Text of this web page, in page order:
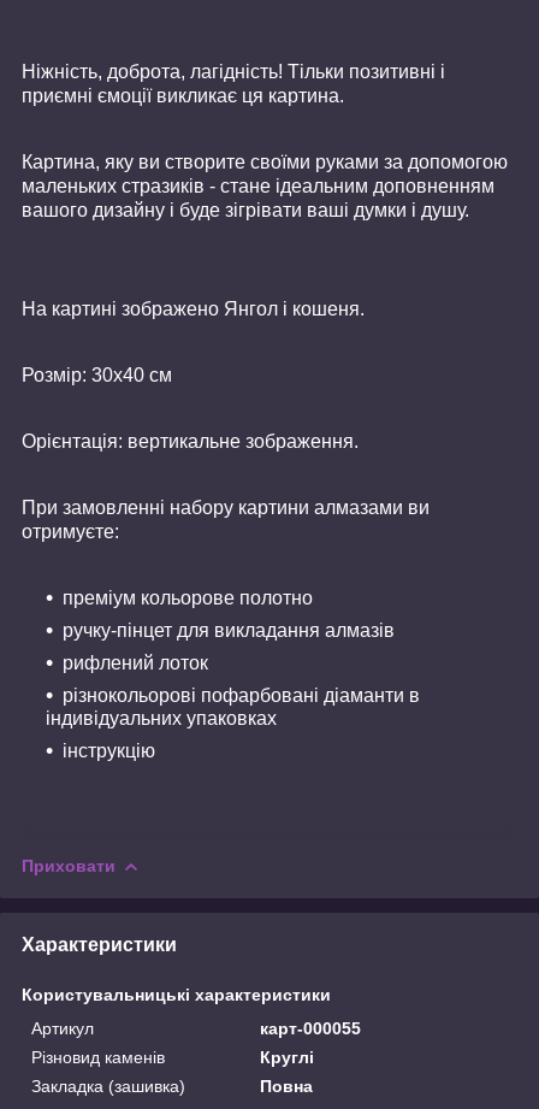
Ніжність, доброта, лагідність! Тільки позитивні і
приємні ємоції викликає ця картина.
Картина, яку ви створите своїми руками за допомогою
маленьких стразиків - стане ідеальним доповненням
вашого дизайну і буде зігрівати ваші думки і душу.
На картині зображено Янгол і кошеня.
Розмір: 30х40 см
Орієнтація: вертикальне зображення.
При замовленні набору картини алмазами ви
отримуєте:
преміум кольорове полотно
ручку-пінцет для викладання алмазів
рифлений лоток
різнокольорові пофарбовані діаманти в
індивідуальних упаковках
інструкцію
Приховати
Характеристики
Користувальницькі характеристики
Артикул
карт-000055
Різновид каменів
Круглі
Закладка (зашивка)
Повна